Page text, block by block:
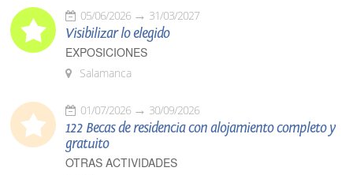
05/06/2026 31/03/2027
Visibilizar lo elegido
EXPOSICIONES
Salamanca
01/07/2026 30/09/2026
122 Becas de residencia con alojamiento completo y
gratuito
OTRAS ACTIVIDADES